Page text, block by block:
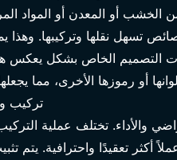
أو المعدن أو المواد
التصميم الخاص بشكل يعكس
تركيب
والأداء. تختلف عملية
أكثر تعقيدًا واحترافية. يتم